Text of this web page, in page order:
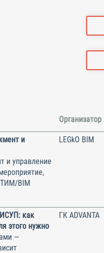
Организатор
и
и управление
ТИМ/BIM
LEGkO BIM
как
этого нужно
—
ГК ADVANTA